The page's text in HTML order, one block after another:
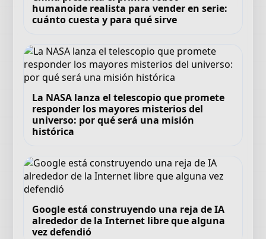
humanoide realista para vender en serie:
cuánto cuesta y para qué sirve
La NASA lanza el telescopio que promete
responder los mayores misterios del
universo: por qué será una misión
histórica
Google está construyendo una reja de IA
alrededor de la Internet libre que alguna
vez defendió